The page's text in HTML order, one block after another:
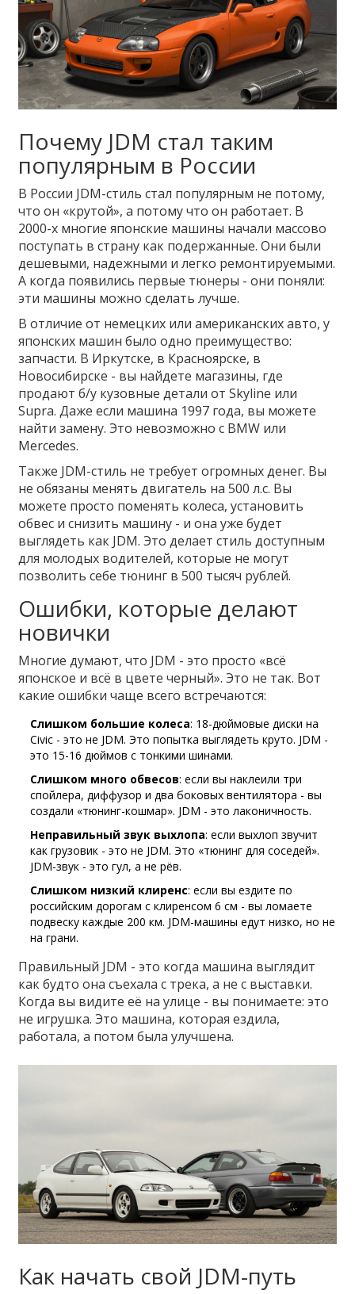
Почему JDM стал таким
популярным в России
В России JDM-стиль стал популярным не потому,
что он «крутой», а потому что он работает. В
2000-х многие японские машины начали массово
поступать в страну как подержанные. Они были
дешевыми, надежными и легко ремонтируемыми.
А когда появились первые тюнеры - они поняли:
эти машины можно сделать лучше.
В отличие от немецких или американских авто, у
японских машин было одно преимущество:
запчасти. В Иркутске, в Красноярске, в
Новосибирске - вы найдете магазины, где
продают б/у кузовные детали от Skyline или
Supra. Даже если машина 1997 года, вы можете
найти замену. Это невозможно с BMW или
Mercedes.
Также JDM-стиль не требует огромных денег. Вы
не обязаны менять двигатель на 500 л.с. Вы
можете просто поменять колеса, установить
обвес и снизить машину - и она уже будет
выглядеть как JDM. Это делает стиль доступным
для молодых водителей, которые не могут
позволить себе тюнинг в 500 тысяч рублей.
Ошибки, которые делают
новички
Многие думают, что JDM - это просто «всё
японское и всё в цвете черный». Это не так. Вот
какие ошибки чаще всего встречаются:
Слишком большие колеса: 18-дюймовые диски на
Civic - это не JDM. Это попытка выглядеть круто. JDM -
это 15-16 дюймов с тонкими шинами.
Слишком много обвесов: если вы наклеили три
спойлера, диффузор и два боковых вентилятора - вы
создали «тюнинг-кошмар». JDM - это лаконичность.
Неправильный звук выхлопа: если выхлоп звучит
как грузовик - это не JDM. Это «тюнинг для соседей».
JDM-звук - это гул, а не рёв.
Слишком низкий клиренс: если вы ездите по
российским дорогам с клиренсом 6 см - вы ломаете
подвеску каждые 200 км. JDM-машины едут низко, но не
на грани.
Правильный JDM - это когда машина выглядит
как будто она съехала с трека, а не с выставки.
Когда вы видите её на улице - вы понимаете: это
не игрушка. Это машина, которая ездила,
работала, а потом была улучшена.
Как начать свой JDM-путь